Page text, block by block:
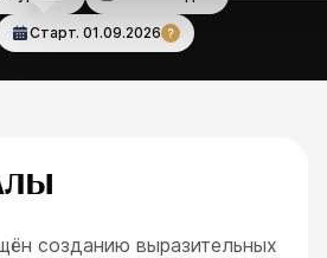
Старт. 01.09.2026 ?
созданию выразительных